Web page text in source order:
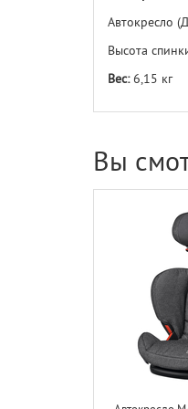
Автокресло
Высота
Вес:6,15 кг
Вы